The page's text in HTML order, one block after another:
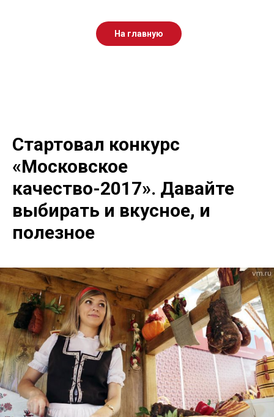
На главную
Стартовал конкурс
«Московское
качество-2017». Давайте
выбирать и вкусное, и
полезное